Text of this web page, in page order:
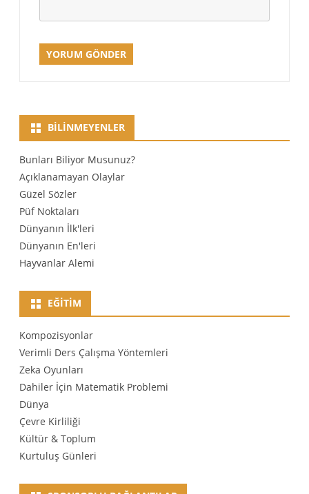
BILINMEYENLER
Bunları Biliyor Musunuz?
Açıklanamayan Olaylar
Güzel Sözler
Püf Noktaları
Dünyanın İlk'leri
Dünyanın En'leri
Hayvanlar Alemi
EĞITIM
Kompozisyonlar
Verimli Ders Çalışma Yöntemleri
Zeka Oyunları
Dahiler İçin Matematik Problemi
Dünya
Çevre Kirliliği
Kültür & Toplum
Kurtuluş Günleri